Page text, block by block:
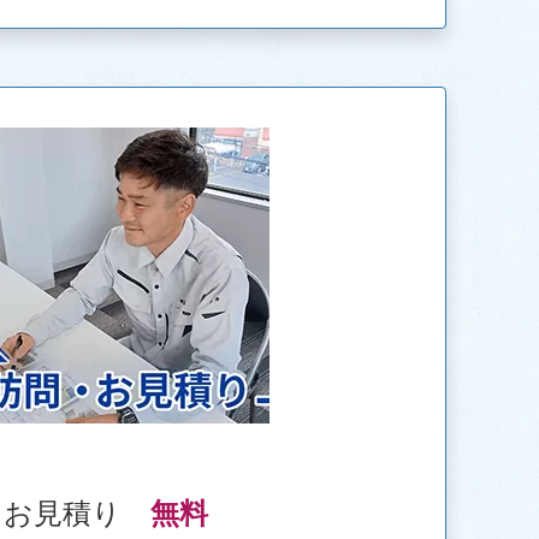
お見積り 無料